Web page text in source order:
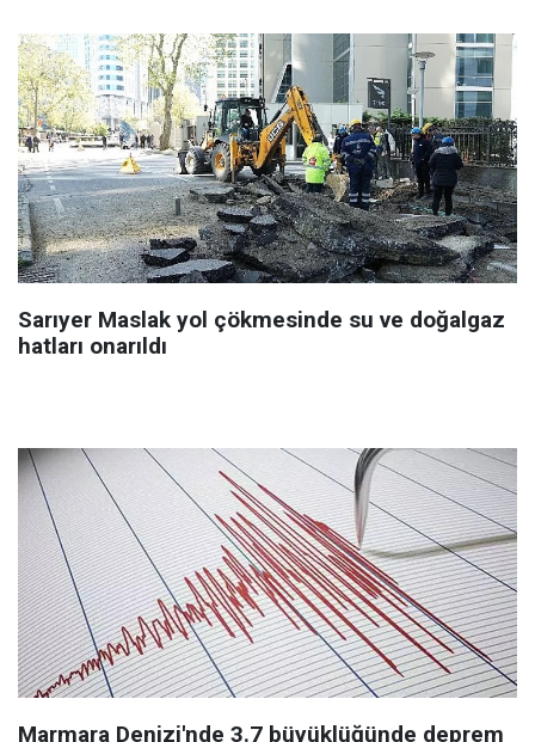
Sarıyer Maslak yol çökmesinde su ve doğalgaz
hatları onarıldı
Marmara Denizi'nde 3.7 büyüklüğünde deprem